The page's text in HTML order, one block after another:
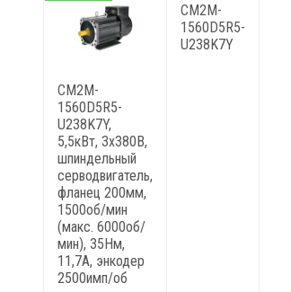
CM2M-
1560D5R5-
U238K7Y
CM2M-
1560D5R5-
U238K7Y,
5,5кВт, 3х380В,
шпиндельный
серводвигатель,
фланец 200мм,
1500об/мин
(макс. 6000об/
мин), 35Нм,
11,7A, энкодер
2500имп/об